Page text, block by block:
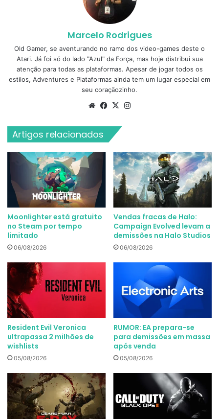
Marcelo Rodrigues
Old Gamer, se aventurando no ramo dos video-games deste o
Atari. Já foi só do lado "Azul" da Força, mas hoje distribui sua
atenção para todas as plataformas. Apesar de jogar todos os
estilos, Adventures e Plataformas ainda tem um lugar especial em
seu coraçãozinho.
WebsiteFacebook
X
Artigos relacionados
Moonlighter está gratuito
no Steam por tempo
limitado
06/08/2026
Vendas fracas de Halo:
Campaign Evolved levam a
demissões na Halo Studios
06/08/2026
Resident Evil Veronica
ultrapassa 2 milhões de
wishlists
05/08/2026
RUMOR: EA prepara-se
para demissões em massa
após venda
05/08/2026